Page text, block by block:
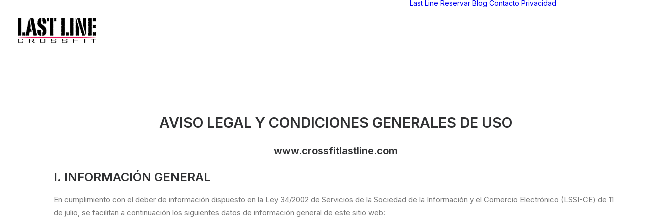
Last Line Reservar Blog Contacto Privacidad
AVISO LEGAL Y CONDICIONES GENERALES DE USO
www.crossfitlastline.com
I. INFORMACIÓN GENERAL
En cumplimiento con el deber de información dispuesto en la Ley 34/2002 de Servicios de la Sociedad de la Información y el Comercio Electrónico (LSSI-CE) de 11
de julio, se facilitan a continuación los siguientes datos de información general de este sitio web: